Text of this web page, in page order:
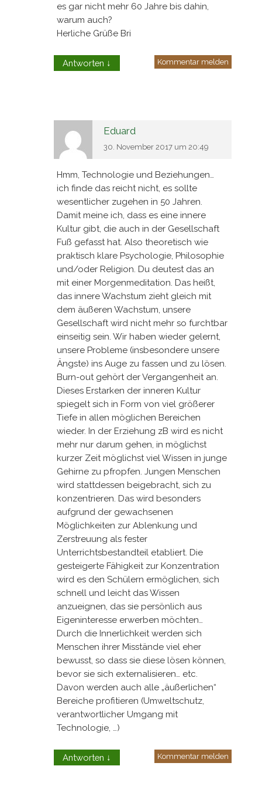
es gar nicht mehr 60 Jahre bis dahin,
warum auch?
Herliche Grüße Bri
Antworten ↓ Kommentar melden
Eduard
30. November 2017 um 20:49
Hmm, Technologie und Beziehungen…
ich finde das reicht nicht, es sollte
wesentlicher zugehen in 50 Jahren.
Damit meine ich, dass es eine innere
Kultur gibt, die auch in der Gesellschaft
Fuß gefasst hat. Also theoretisch wie
praktisch klare Psychologie, Philosophie
und/oder Religion. Du deutest das an
mit einer Morgenmeditation. Das heißt,
das innere Wachstum zieht gleich mit
dem äußeren Wachstum, unsere
Gesellschaft wird nicht mehr so furchtbar
einseitig sein. Wir haben wieder gelernt,
unsere Probleme (insbesondere unsere
Ängste) ins Auge zu fassen und zu lösen.
Burn-out gehört der Vergangenheit an.
Dieses Erstarken der inneren Kultur
spiegelt sich in Form von viel größerer
Tiefe in allen möglichen Bereichen
wieder. In der Erziehung zB wird es nicht
mehr nur darum gehen, in möglichst
kurzer Zeit möglichst viel Wissen in junge
Gehirne zu pfropfen. Jungen Menschen
wird stattdessen beigebracht, sich zu
konzentrieren. Das wird besonders
aufgrund der gewachsenen
Möglichkeiten zur Ablenkung und
Zerstreuung als fester
Unterrichtsbestandteil etabliert. Die
gesteigerte Fähigkeit zur Konzentration
wird es den Schülern ermöglichen, sich
schnell und leicht das Wissen
anzueignen, das sie persönlich aus
Eigeninteresse erwerben möchten…
Durch die Innerlichkeit werden sich
Menschen ihrer Misstände viel eher
bewusst, so dass sie diese lösen können,
bevor sie sich externalisieren… etc.
Davon werden auch alle „äußerlichen“
Bereiche profitieren (Umweltschutz,
verantwortlicher Umgang mit
Technologie, …)
Antworten ↓ Kommentar melden